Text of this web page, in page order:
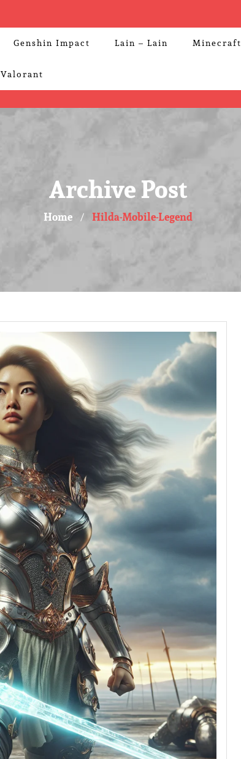
Genshin Impact Lain – Lain Minecraft
Valorant
Archive Post
Home / Hilda-Mobile-Legend